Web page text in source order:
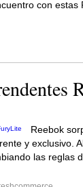
con estas
Reebok
y exclusivo.
las reglas